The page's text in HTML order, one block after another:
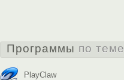
Программы по теме
PlayClaw